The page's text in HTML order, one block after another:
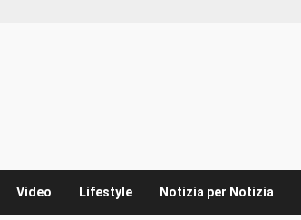
Video Lifestyle Notizia per Notizia